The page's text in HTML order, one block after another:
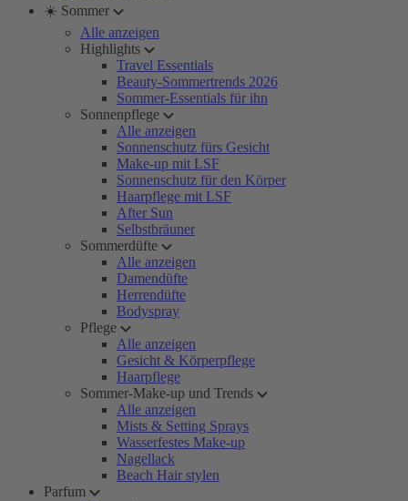
☀️ Sommer
Alle anzeigen
Highlights
Travel Essentials
Beauty-Sommertrends 2026
Sommer-Essentials für ihn
Sonnenpflege
Alle anzeigen
Sonnenschutz fürs Gesicht
Make-up mit LSF
Sonnenschutz für den Körper
Haarpflege mit LSF
After Sun
Selbstbräuner
Sommerdüfte
Alle anzeigen
Damendüfte
Herrendüfte
Bodyspray
Pflege
Alle anzeigen
Gesicht & Körperpflege
Haarpflege
Sommer-Make-up und Trends
Alle anzeigen
Mists & Setting Sprays
Wasserfestes Make-up
Nagellack
Beach Hair stylen
Parfum